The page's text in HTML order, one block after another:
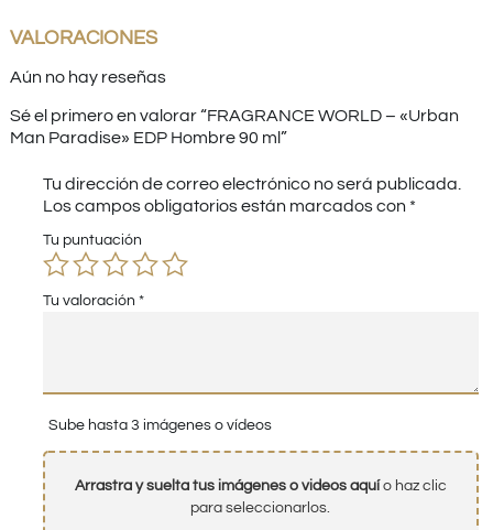
VALORACIONES
Aún no hay reseñas
Sé el primero en valorar “FRAGRANCE WORLD – «Urban
Man Paradise» EDP Hombre 90 ml”
Tu dirección de correo electrónico no será publicada.
Los campos obligatorios están marcados con *
Tu puntuación
Tu valoración *
Sube hasta 3 imágenes o vídeos
Arrastra y suelta tus imágenes o videos aquío haz clic
para seleccionarlos.